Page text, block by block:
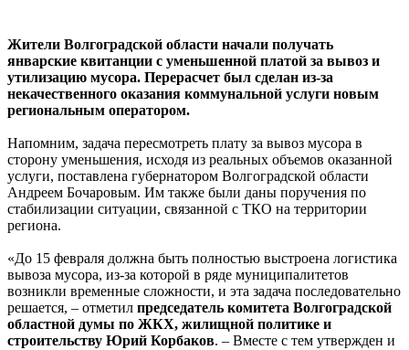
Жители Волгоградской области начали получать
январские квитанции с уменьшенной платой за вывоз и
утилизацию мусора. Перерасчет был сделан из-за
некачественного оказания коммунальной услуги новым
региональным оператором.
Напомним, задача пересмотреть плату за вывоз мусора в
сторону уменьшения, исходя из реальных объемов оказанной
услуги, поставлена губернатором Волгоградской области
Андреем Бочаровым. Им также были даны поручения по
стабилизации ситуации, связанной с ТКО на территории
региона.
«До 15 февраля должна быть полностью выстроена логистика
вывоза мусора, из-за которой в ряде муниципалитетов
возникли временные сложности, и эта задача последовательно
решается, – отметил председатель комитета Волгоградской
областной думы по ЖКХ, жилищной политике и
строительству Юрий Корбаков. – Вместе с тем утвержден и